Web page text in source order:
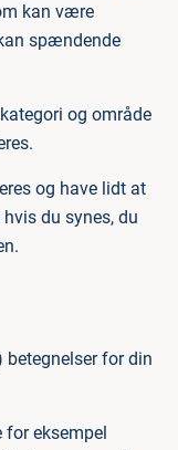
kan være
spændende
og område
og have lidt at
du synes, du
betegnelser for din
eksempel